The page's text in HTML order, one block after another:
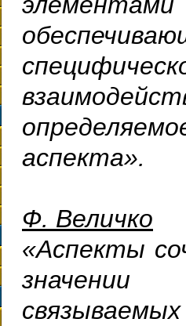
аспекта».
Ф. Величко
«Аспекты